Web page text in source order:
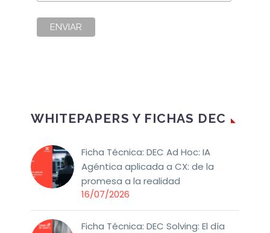
WHITEPAPERS Y FICHAS DEC
Ficha Técnica: DEC Ad Hoc: IA
Agéntica aplicada a CX: de la
promesa a la realidad
16/07/2026
Ficha Técnica: DEC Solving: El día